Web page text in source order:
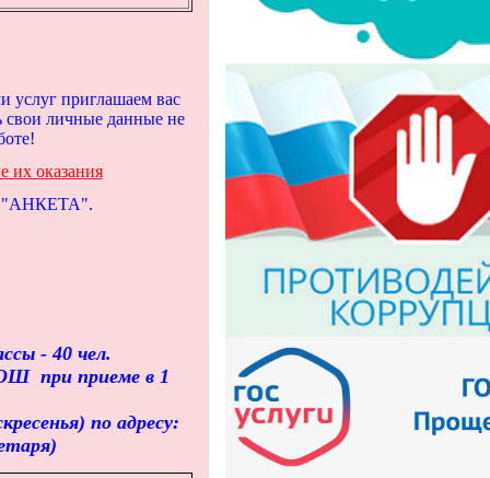
услуг приглашаем вас
свои личные данные не
их оказания
"АНКЕТА".
- 40 чел.
при приеме в 1
по адресу: